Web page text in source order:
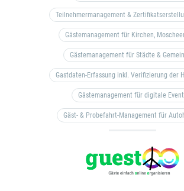
Gästemanagement für Kirchen,
Gästemanagement für Städte &
Gästemanagement für digitale
Gäst- & Probefahrt-Management für